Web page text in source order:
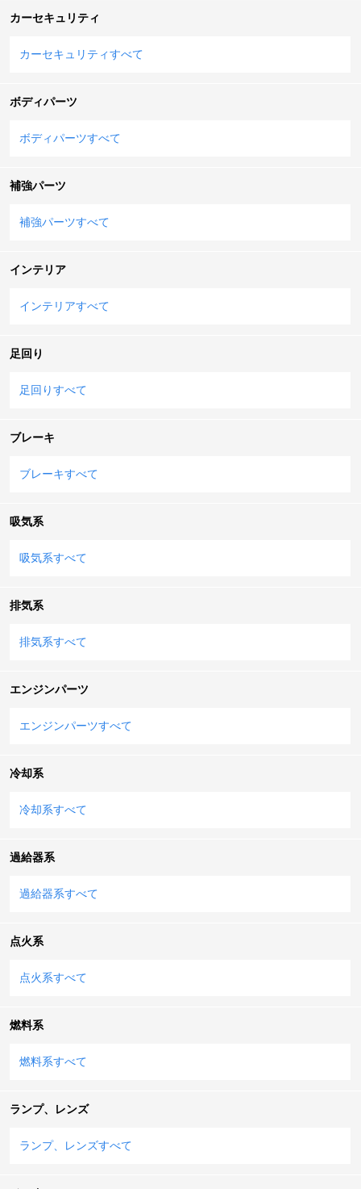
カーセキュリティ
カーセキュリティすべて
ボディパーツ
ボディパーツすべて
補強パーツ
補強パーツすべて
インテリア
インテリアすべて
足回り
足回りすべて
ブレーキ
ブレーキすべて
吸気系
吸気系すべて
排気系
排気系すべて
エンジンパーツ
エンジンパーツすべて
冷却系
冷却系すべて
過給器系
過給器系すべて
点火系
点火系すべて
燃料系
燃料系すべて
ランプ、レンズ
ランプ、レンズすべて